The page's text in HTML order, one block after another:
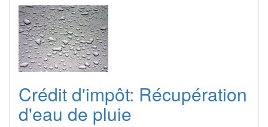
Crédit d'impôt: Récupération
d'eau de pluie